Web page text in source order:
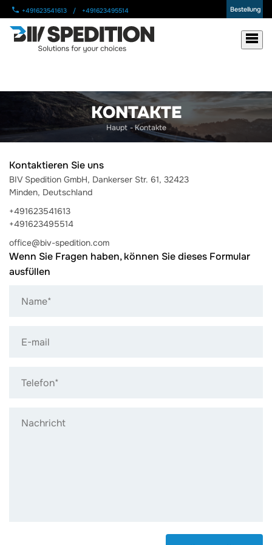
+491623541613 / +491623495514 Bestellung
KONTAKTE
Haupt -Kontakte
Kontaktieren Sie uns
BIV Spedition GmbH, Dankerser Str. 61, 32423
Minden, Deutschland
+491623541613
+491623495514
office@biv-spedition.com
Wenn Sie Fragen haben, können Sie dieses Formular
ausfüllen